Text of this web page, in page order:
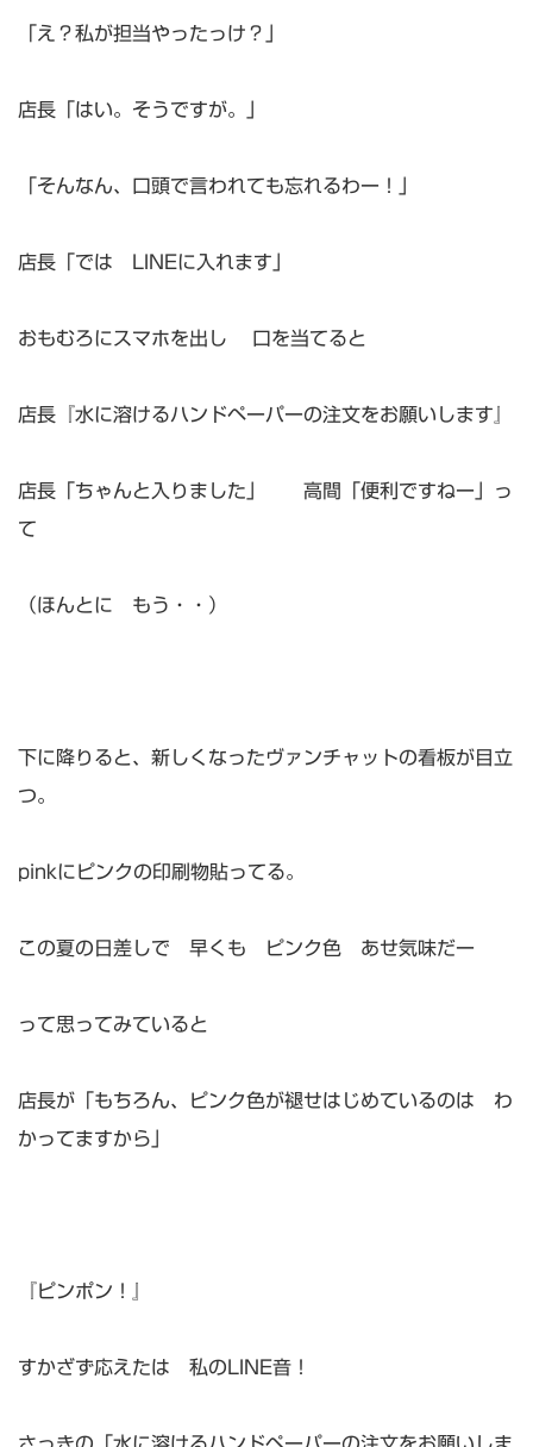
「え？私が担当やったっけ？」
店長「はい。そうですが。」
「そんなん、口頭で言われても忘れるわー！」
店長「では LINEに入れます」
おもむろにスマホを出し 口を当てると
店長『水に溶けるハンドペーパーの注文をお願いします』
店長「ちゃんと入りました」 高間「便利ですねー」っ
て
（ほんとに もう・・）
下に降りると、新しくなったヴァンチャットの看板が目立
つ。
pinkにピンクの印刷物貼ってる。
この夏の日差しで 早くも ピンク色 あせ気味だー
って思ってみていると
店長が「もちろん、ピンク色が褪せはじめているのは わ
かってますから」
『ピンポン！』
すかざず応えたは 私のLINE音！